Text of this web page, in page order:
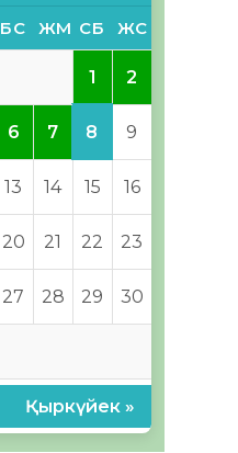
БС ЖМ СБ ЖС
1 2
6 7 8 9
13 14 15 16
20 21 22 23
27 28 29 30
Қыркүйек »